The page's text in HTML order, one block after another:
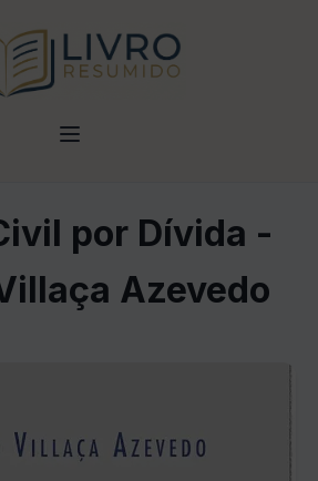
por Dívida -
Azevedo